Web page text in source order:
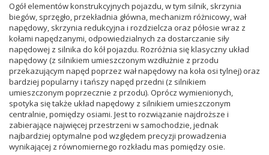
Ogół elementów konstrukcyjnych pojazdu, w tym silnik, skrzynia
biegów, sprzęgło, przekładnia główna, mechanizm różnicowy, wał
napędowy, skrzynia redukcyjna i rozdzielcza oraz półosie wraz z
kołami napędzanymi, odpowiedzialnych za dostarczanie siły
napędowej z silnika do kół pojazdu. Rozróżnia się klasyczny układ
napędowy (z silnikiem umieszczonym wzdłużnie z przodu
przekazującym napęd poprzez wał napędowy na koła osi tylnej) oraz
bardziej popularny i tańszy napęd przedni (z silnikiem
umieszczonym poprzecznie z przodu). Oprócz wymienionych,
spotyka się także układ napędowy z silnikiem umieszczonym
centralnie, pomiędzy osiami. Jest to rozwiązanie najdroższe i
zabierające najwięcej przestrzeni w samochodzie, jednak
najbardziej optymalne pod względem precyzji prowadzenia
wynikającej z równomiernego rozkładu mas pomiędzy osie.